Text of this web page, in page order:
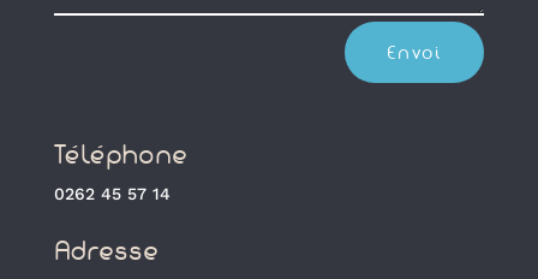
Envoi
Téléphone
0262 45 57 14
Adresse